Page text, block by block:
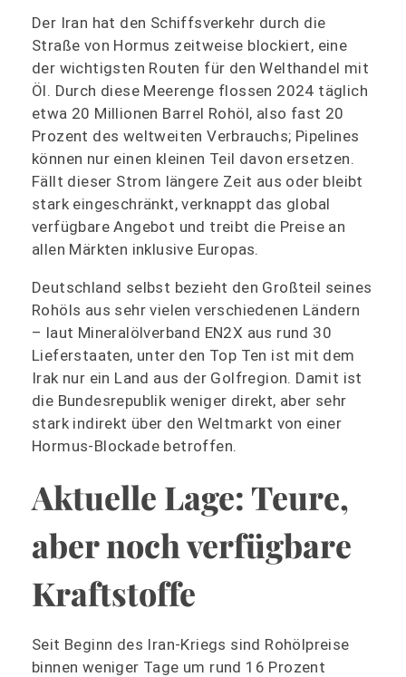
Der Iran hat den Schiffsverkehr durch die
Straße von Hormus zeitweise blockiert, eine
der wichtigsten Routen für den Welthandel mit
Öl. Durch diese Meerenge flossen 2024 täglich
etwa 20 Millionen Barrel Rohöl, also fast 20
Prozent des weltweiten Verbrauchs; Pipelines
können nur einen kleinen Teil davon ersetzen.
Fällt dieser Strom längere Zeit aus oder bleibt
stark eingeschränkt, verknappt das global
verfügbare Angebot und treibt die Preise an
allen Märkten inklusive Europas.
Deutschland selbst bezieht den Großteil seines
Rohöls aus sehr vielen verschiedenen Ländern
– laut Mineralölverband EN2X aus rund 30
Lieferstaaten, unter den Top Ten ist mit dem
Irak nur ein Land aus der Golfregion. Damit ist
die Bundesrepublik weniger direkt, aber sehr
stark indirekt über den Weltmarkt von einer
Hormus‑Blockade betroffen.
Aktuelle Lage: Teure,
aber noch verfügbare
Kraftstoffe
Seit Beginn des Iran‑Kriegs sind Rohölpreise
binnen weniger Tage um rund 16 Prozent